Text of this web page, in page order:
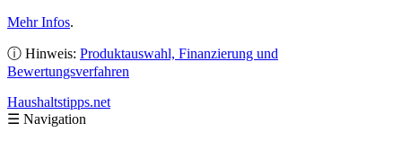
Mehr Infos.
ⓘ Hinweis: Produktauswahl, Finanzierung und
Bewertungsverfahren
Haushaltstipps.net
☰ Navigation